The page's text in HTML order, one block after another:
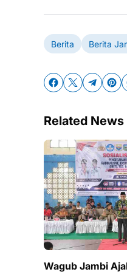
Berita Berita
Related News
Wagub Jambi